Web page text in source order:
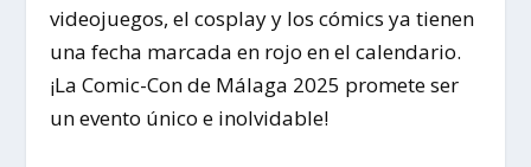
videojuegos, el cosplay y los cómics ya tienen
una fecha marcada en rojo en el calendario.
¡La Comic-Con de Málaga 2025 promete ser
un evento único e inolvidable!